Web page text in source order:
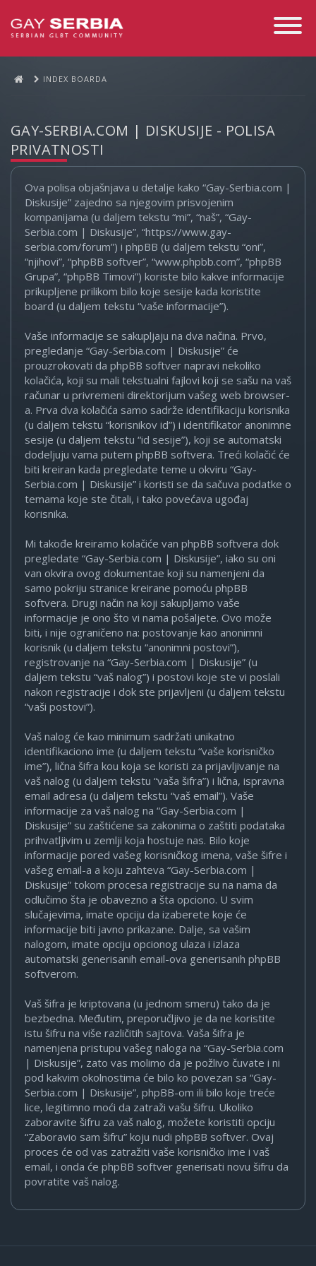
Toggle
INDEX BOARDA
GAY-SERBIA.COM | DISKUSIJE - POLISA
PRIVATNOSTI
Ova polisa objašnjava u detalje kako “Gay-Serbia.com |
Diskusije” zajedno sa njegovim prisvojenim
kompanijama (u daljem tekstu “mi”, “naš”, “Gay-
Serbia.com | Diskusije”, “https://www.gay-
serbia.com/forum”) i phpBB (u daljem tekstu “oni”,
“njihovi”, “phpBB softver”, “www.phpbb.com”, “phpBB
Grupa”, “phpBB Timovi”) koriste bilo kakve informacije
prikupljene prilikom bilo koje sesije kada koristite
board (u daljem tekstu “vaše informacije”).
Vaše informacije se sakupljaju na dva načina. Prvo,
pregledanje “Gay-Serbia.com | Diskusije” će
prouzrokovati da phpBB softver napravi nekoliko
kolačića, koji su mali tekstualni fajlovi koji se sašu na vaš
računar u privremeni direktorijum vašeg web browser-
a. Prva dva kolačića samo sadrže identifikaciju korisnika
(u daljem tekstu “korisnikov id”) i identifikator anonimne
sesije (u daljem tekstu “id sesije”), koji se automatski
dodeljuju vama putem phpBB softvera. Treći kolačić će
biti kreiran kada pregledate teme u okviru “Gay-
Serbia.com | Diskusije” i koristi se da sačuva podatke o
temama koje ste čitali, i tako povećava ugođaj
korisnika.
Mi takođe kreiramo kolačiće van phpBB softvera dok
pregledate “Gay-Serbia.com | Diskusije”, iako su oni
van okvira ovog dokumentae koji su namenjeni da
samo pokriju stranice kreirane pomoću phpBB
softvera. Drugi način na koji sakupljamo vaše
informacije je ono što vi nama pošaljete. Ovo može
biti, i nije ograničeno na: postovanje kao anonimni
korisnik (u daljem tekstu “anonimni postovi”),
registrovanje na “Gay-Serbia.com | Diskusije” (u
daljem tekstu “vaš nalog”) i postovi koje ste vi poslali
nakon registracije i dok ste prijavljeni (u daljem tekstu
“vaši postovi”).
Vaš nalog će kao minimum sadržati unikatno
identifikaciono ime (u daljem tekstu “vaše korisničko
ime”), lična šifra kou koja se koristi za prijavljivanje na
vaš nalog (u daljem tekstu “vaša šifra”) i lična, ispravna
email adresa (u daljem tekstu “vaš email”). Vaše
informacije za vaš nalog na “Gay-Serbia.com |
Diskusije” su zaštićene sa zakonima o zaštiti podataka
prihvatljivim u zemlji koja hostuje nas. Bilo koje
informacije pored vašeg korisničkog imena, vaše šifre i
vašeg email-a a koju zahteva “Gay-Serbia.com |
Diskusije” tokom procesa registracije su na nama da
odlučimo šta je obavezno a šta opciono. U svim
slučajevima, imate opciju da izaberete koje će
informacije biti javno prikazane. Dalje, sa vašim
nalogom, imate opciju opcionog ulaza i izlaza
automatski generisanih email-ova generisanih phpBB
softverom.
Vaš šifra je kriptovana (u jednom smeru) tako da je
bezbedna. Međutim, preporučljivo je da ne koristite
istu šifru na više različitih sajtova. Vaša šifra je
namenjena pristupu vašeg naloga na “Gay-Serbia.com
| Diskusije”, zato vas molimo da je požlivo čuvate i ni
pod kakvim okolnostima će bilo ko povezan sa “Gay-
Serbia.com | Diskusije”, phpBB-om ili bilo koje treće
lice, legitimno moći da zatraži vašu šifru. Ukoliko
zaboravite šifru za vaš nalog, možete koristiti opciju
“Zaboravio sam šifru” koju nudi phpBB softver. Ovaj
proces će od vas zatražiti vaše korisničko ime i vaš
email, i onda će phpBB softver generisati novu šifru da
povratite vaš nalog.